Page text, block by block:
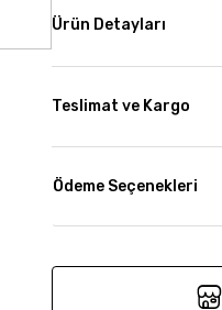
Ürün Detayları
Teslimat ve Kargo
Ödeme Seçenekleri